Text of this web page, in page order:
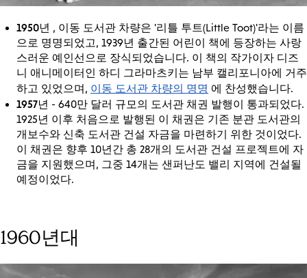
1950년 , 이동 도서관 차량은 '리틀 투트(Little Toot)'라는 이름
으로 명명되었고, 1939년 출간된 어린이 책에 등장하는 사랑
스러운 예인선으로 장식되었습니다. 이 책의 작가이자 디즈
니 애니메이터인 하디 그라마츠키는 남부 캘리포니아에 거주
하고 있었으며, 이동 도서관 차량의 명명 에 찬성했습니다.
1957년 - 640만 달러 규모의 도서관 채권 발행이 통과되었다.
1925년 이후 처음으로 발행된 이 채권은 기존 분관 도서관의
개보수와 신축 도서관 건설 자금을 마련하기 위한 것이었다.
이 채권은 향후 10년간 총 28개의 도서관 건설 프로젝트에 자
금을 지원했으며, 그중 14개는 샌퍼난도 밸리 지역에 건설될
예정이었다.
1960년대